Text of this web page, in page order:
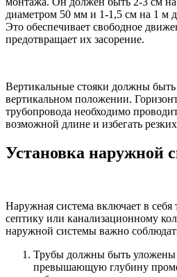
диаметром 50 мм и 1-1,5 см на 1 м
Это обеспечивает свободное
предотвращает их засорение.
Вертикальные стояки должны быть
вертикальном положении.
трубопровода необходимо
возможной длине и избегать
Установка наружной
Наружная система включает в
септику или канализационному
наружной системы важно
Трубы должны быть уложены
превышающую глубину